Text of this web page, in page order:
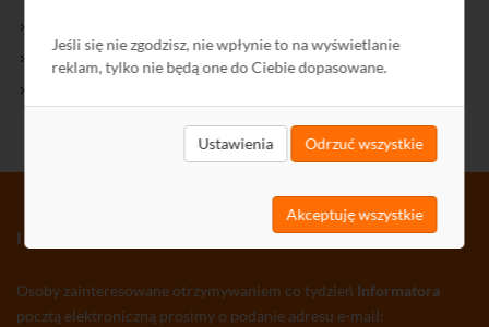
Jeśli się nie zgodzisz, nie wpłynie to na wyświetlanie
reklam, tylko nie będą one do Ciebie dopasowane.
Ustawienia Odrzuć wszystkie
Akceptuję wszystkie
Polityka Prywatności
INFORMATOR TV-SAT CCTV WLAN
Osoby zainteresowane otrzymywaniem co tydzień Informatora
pocztą elektroniczną prosimy o podanie adresu e-mail: